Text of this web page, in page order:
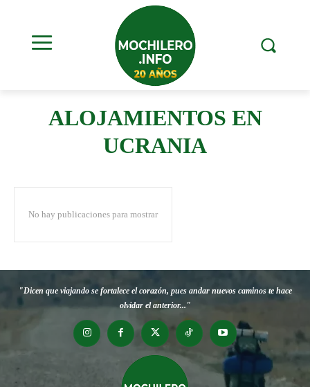
ALOJAMIENTOS EN
UCRANIA
No hay publicaciones para mostrar
"Dicen que viajando se fortalece el corazón, pues andar nuevos caminos te hace
olvidar el anterior..."